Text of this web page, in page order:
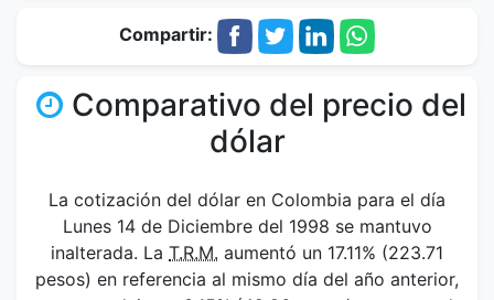
Compartir:
Comparativo del precio del
dólar
La cotización del dólar en Colombia para el día
Lunes 14 de Diciembre del 1998 se mantuvo
inalterada. La T.R.M. aumentó un 17.11% (223.71
pesos) en referencia al mismo día del año anterior,